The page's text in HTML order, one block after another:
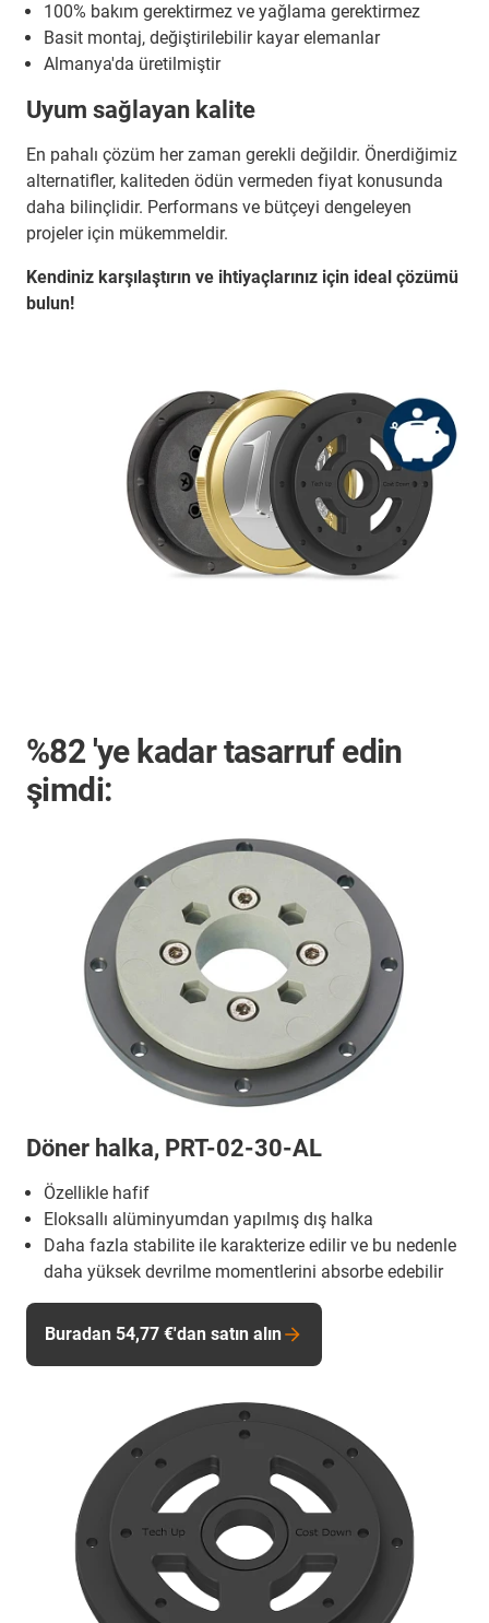
100% bakım gerektirmez ve yağlama gerektirmez
Basit montaj, değiştirilebilir kayar elemanlar
Almanya'da üretilmiştir
Uyum sağlayan kalite
En pahalı çözüm her zaman gerekli değildir. Önerdiğimiz
alternatifler, kaliteden ödün vermeden fiyat konusunda
daha bilinçlidir. Performans ve bütçeyi dengeleyen
projeler için mükemmeldir.
Kendiniz karşılaştırın ve ihtiyaçlarınız için ideal çözümü
bulun!
%82 'ye kadar tasarruf edin
şimdi:
Döner halka, PRT-02-30-AL
Özellikle hafif
Eloksallı alüminyumdan yapılmış dış halka
Daha fazla stabilite ile karakterize edilir ve bu nedenle
daha yüksek devrilme momentlerini absorbe edebilir
Buradan 54,77 €'dan satın alın